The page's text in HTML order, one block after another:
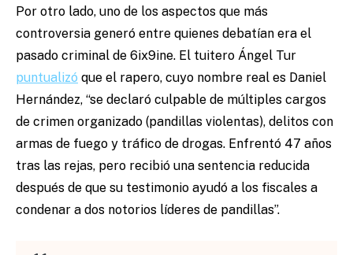
Por otro lado, uno de los aspectos que más
controversia generó entre quienes debatían era el
pasado criminal de 6ix9ine. El tuitero Ángel Tur
puntualizó que el rapero, cuyo nombre real es Daniel
Hernández, “se declaró culpable de múltiples cargos
de crimen organizado (pandillas violentas), delitos con
armas de fuego y tráfico de drogas. Enfrentó 47 años
tras las rejas, pero recibió una sentencia reducida
después de que su testimonio ayudó a los fiscales a
condenar a dos notorios líderes de pandillas”.